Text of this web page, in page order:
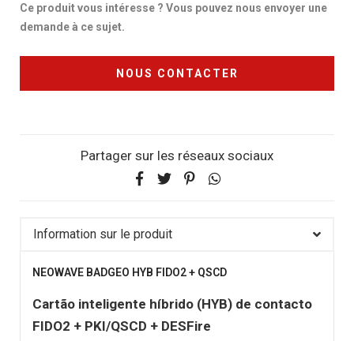
Ce produit vous intéresse ? Vous pouvez nous envoyer une
demande à ce sujet.
NOUS CONTACTER
Partager sur les réseaux sociaux
Information sur le produit
NEOWAVE BADGEO HYB FIDO2 + QSCD
Cartão inteligente híbrido (HYB) de contacto
FIDO2 + PKI/QSCD + DESFire